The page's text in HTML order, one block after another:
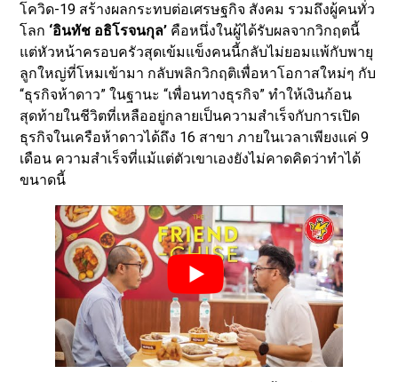
โควิด-19 สร้างผลกระทบต่อเศรษฐกิจ สังคม รวมถึงผู้คนทั่ว
โลก ‘อินทัช อธิโรจนกุล’ คือหนึ่งในผู้ได้รับผลจากวิกฤตนี้
แต่หัวหน้าครอบครัวสุดเข้มแข็งคนนี้กลับไม่ยอมแพ้กับพายุ
ลูกใหญ่ที่โหมเข้ามา กลับพลิกวิกฤติเพื่อหาโอกาสใหม่ๆ กับ
“ธุรกิจห้าดาว” ในฐานะ “เพื่อนทางธุรกิจ” ทำให้เงินก้อน
สุดท้ายในชีวิตที่เหลืออยู่กลายเป็นความสำเร็จกับการเปิด
ธุรกิจในเครือห้าดาวได้ถึง 16 สาขา ภายในเวลาเพียงแค่ 9
เดือน ความสำเร็จที่แม้แต่ตัวเขาเองยังไม่คาดคิดว่าทำได้
ขนาดนี้